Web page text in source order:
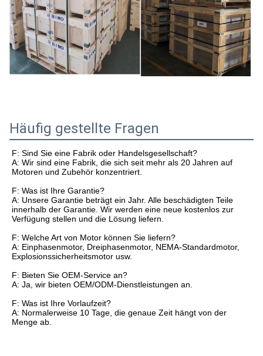
Häufig gestellte Fragen
F: Sind Sie eine Fabrik oder Handelsgesellschaft?
A: Wir sind eine Fabrik, die sich seit mehr als 20 Jahren auf
Motoren und Zubehör konzentriert.
F: Was ist Ihre Garantie?
A: Unsere Garantie beträgt ein Jahr. Alle beschädigten Teile
innerhalb der Garantie. Wir werden eine neue kostenlos zur
Verfügung stellen und die Lösung liefern.
F: Welche Art von Motor können Sie liefern?
A: Einphasenmotor, Dreiphasenmotor, NEMA-Standardmotor,
Explosionssicherheitsmotor usw.
F: Bieten Sie OEM-Service an?
A: Ja, wir bieten OEM/ODM-Dienstleistungen an.
F: Was ist Ihre Vorlaufzeit?
A: Normalerweise 10 Tage, die genaue Zeit hängt von der
Menge ab.